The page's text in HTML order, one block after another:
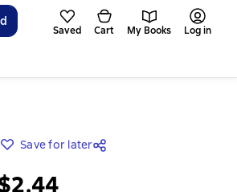
Saved Cart My Books Log in
Save for later